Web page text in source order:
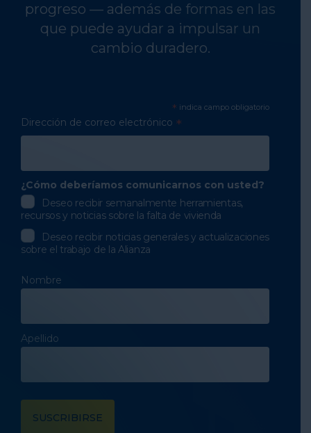
progreso — además de formas en las
que puede ayudar a impulsar un
cambio duradero.
* indica campo obligatorio
Dirección de correo electrónico *
¿Cómo deberíamos comunicarnos con usted?
Deseo recibir semanalmente herramientas,
recursos y noticias sobre la falta de vivienda
Deseo recibir noticias generales y actualizaciones
sobre el trabajo de la Alianza
Nombre
Apellido